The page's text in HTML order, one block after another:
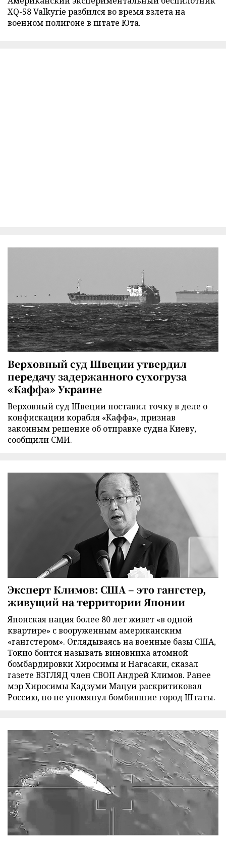
XQ-58 Valkyrie разбился во время взлета на
военном полигоне в штате Юта.
Верховный суд Швеции утвердил
передачу задержанного сухогруза
«Каффа» Украине
Верховный суд Швеции поставил точку в деле о
конфискации корабля «Каффа», признав
законным решение об отправке судна Киеву,
сообщили СМИ.
Эксперт Климов: США – это гангстер,
живущий на территории Японии
Японская нация более 80 лет живет «в одной
квартире» с вооруженным американским
«гангстером». Оглядываясь на военные базы США,
Токио боится называть виновника атомной
бомбардировки Хиросимы и Нагасаки, сказал
газете ВЗГЛЯД член СВОП Андрей Климов. Ранее
мэр Хиросимы Кадзуми Мацуи раскритиковал
Россию, но не упомянул бомбившие город Штаты.